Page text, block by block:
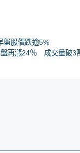
股價跌逾5%
盤再漲24％ 成交量破3